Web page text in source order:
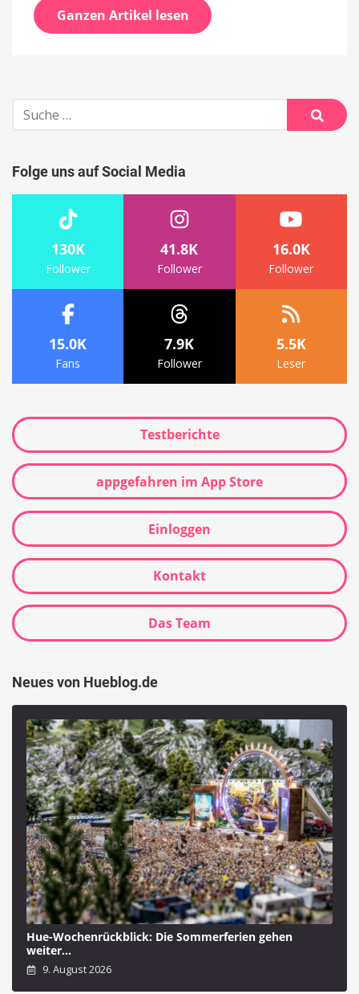
Ganzen Artikel lesen
Suche
nach:
Suche
Folge uns auf Social Media
130K
Follower
41.8K
Follower
16.0K
Follower
15.0K
Fans
7.9K
Follower
5.5K
Leser
Testberichte
appgefahren im App Store
Einloggen
Kontakt
Das Team
Neues von Hueblog.de
Hue-Wochenrückblick: Die Sommerferien gehen
weiter…
9. August 2026